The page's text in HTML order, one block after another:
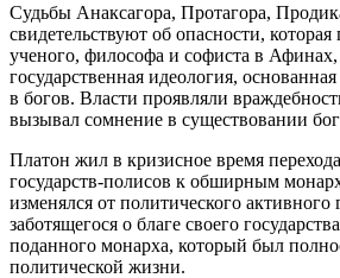
Судьбы Анаксагора, Протагора,
свидетельствуют об опасности,
ученого, философа и софиста в Афинах,
государственная идеология,
в богов. Власти проявляли
вызывал сомнение в существовании
Платон жил в кризисное время
государств-полисов к обширным
изменялся от политического активного
заботящегося о благе своего
поданного монарха, который был
политической жизни.